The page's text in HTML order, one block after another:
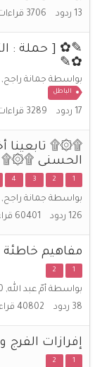
13 ردود 3706
✎✿ [ حملة :
✿✎
بواسطة جمانة راجح,
الباطل
17 ردود 3289
۩۞۩ تابعينا
الحسنى ۩۞۩
1
2
3
4
بواسطة جمانة راجح,
126 ردود 60401
مفاهيم خاطئة
1
2
بواسطة أمّ عبد الله,
20
38 ردود 40802
إفرازات الفرج
1
2